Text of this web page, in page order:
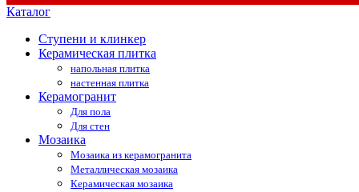
Каталог
Ступени и клинкер
Керамическая плитка
напольная плитка
настенная плитка
Керамогранит
Для пола
Для стен
Мозаика
Мозаика из керамогранита
Металлическая мозаика
Керамическая мозаика